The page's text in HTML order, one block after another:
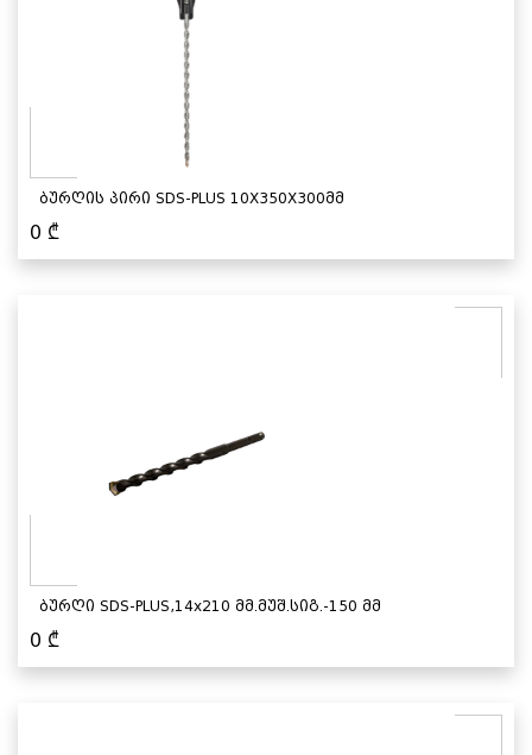
ბურღის პირი SDS-PLUS 10X350X300მმ
0 ₾
ბურღი SDS-PLUS,14x210 მმ.მუშ.სიგ.-150 მმ
0 ₾